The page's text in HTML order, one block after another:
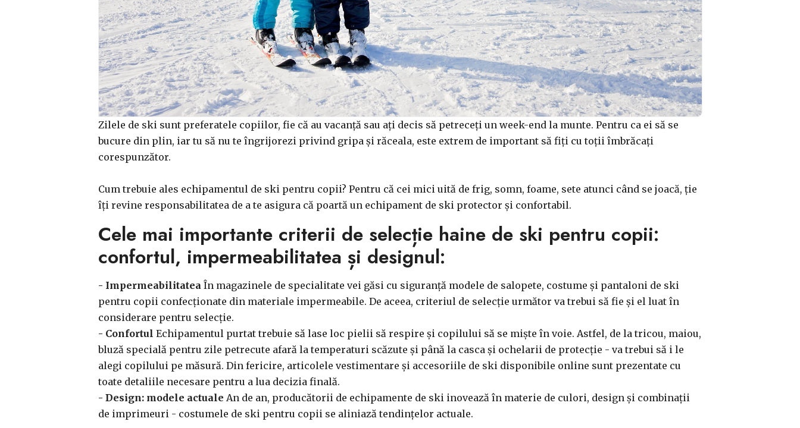
Zilele de ski sunt preferatele copiilor, fie că au vacanță sau ați decis să petreceți un week-end la munte. Pentru ca ei să se
bucure din plin, iar tu să nu te îngrijorezi privind gripa și răceala, este extrem de important să fiți cu toții îmbrăcați
corespunzător.
Cum trebuie ales echipamentul de ski pentru copii? Pentru că cei mici uită de frig, somn, foame, sete atunci când se joacă, ție
îți revine responsabilitatea de a te asigura că poartă un echipament de ski protector și confortabil.
Cele mai importante criterii de selecție haine de ski pentru copii:
confortul, impermeabilitatea și designul:
- Impermeabilitatea În magazinele de specialitate vei găsi cu siguranță modele de salopete, costume și pantaloni de ski
pentru copii confecționate din materiale impermeabile. De aceea, criteriul de selecție următor va trebui să fie și el luat în
considerare pentru selecție.
- Confortul Echipamentul purtat trebuie să lase loc pielii să respire și copilului să se miște în voie. Astfel, de la tricou, maiou,
bluză specială pentru zile petrecute afară la temperaturi scăzute și până la casca și ochelarii de protecție - va trebui să i le
alegi copilului pe măsură. Din fericire, articolele vestimentare și accesoriile de ski disponibile online sunt prezentate cu
toate detaliile necesare pentru a lua decizia finală.
- Design: modele actuale An de an, producătorii de echipamente de ski inovează în materie de culori, design și combinații
de imprimeuri - costumele de ski pentru copii se aliniază tendințelor actuale.